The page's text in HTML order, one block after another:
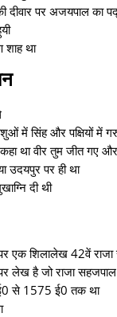
दीवार पर अजयपाल का
शाह था
में सिंह और पक्षियों में
था वीर तुम जीत गए और
उदयपुर पर ही था
दी थी
पर एक शिलालेख 42वें
पर लेख है जो राजा
से 1575 ई0 तक था